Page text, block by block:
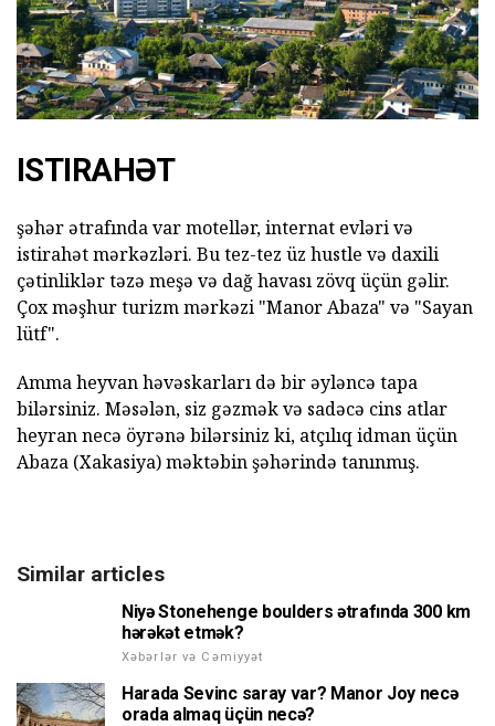
ISTIRAHƏT
şəhər ətrafında var motellər, internat evləri və
istirahət mərkəzləri. Bu tez-tez üz hustle və daxili
çətinliklər təzə meşə və dağ havası zövq üçün gəlir.
Çox məşhur turizm mərkəzi "Manor Abaza" və "Sayan
lütf".
Amma heyvan həvəskarları də bir əyləncə tapa
bilərsiniz. Məsələn, siz gəzmək və sadəcə cins atlar
heyran necə öyrənə bilərsiniz ki, atçılıq idman üçün
Abaza (Xakasiya) məktəbin şəhərində tanınmış.
Similar articles
Niyə Stonehenge boulders ətrafında 300 km
hərəkət etmək?
Xəbərlər və Cəmiyyət
Harada Sevinc saray var? Manor Joy necə
orada almaq üçün necə?